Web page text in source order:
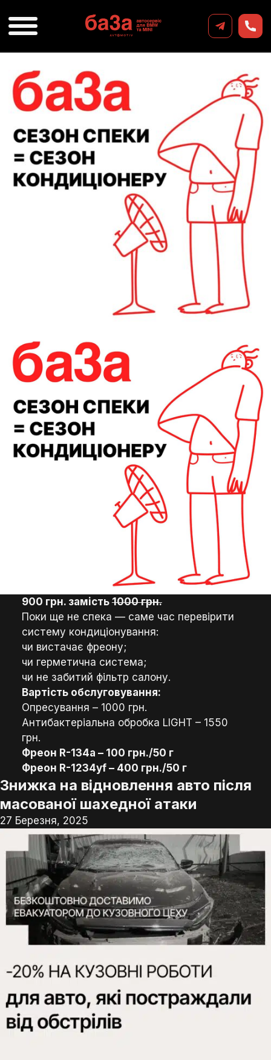
Тільки до 30.04 – знижка 10% на
заправку кондиціонера (робота)
900 грн. замість1000 грн.
Поки ще не спека — саме час перевірити
систему кондиціонування:
чи вистачає фреону;
чи герметична система;
чи не забитий фільтр салону.
Вартість обслуговування:
Опресування – 1000 грн.
Антибактеріальна обробка LIGHT – 1550
грн.
Фреон R-134а – 100 грн./50 г
Фреон R-1234yf – 400 грн./50 г
Знижка на відновлення авто після
масованої шахедної атаки
27 Березня, 2025